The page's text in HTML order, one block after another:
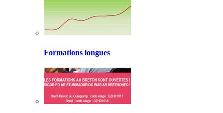
Formations longues